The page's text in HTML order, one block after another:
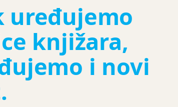
uređujemo
knjižara,
i novi